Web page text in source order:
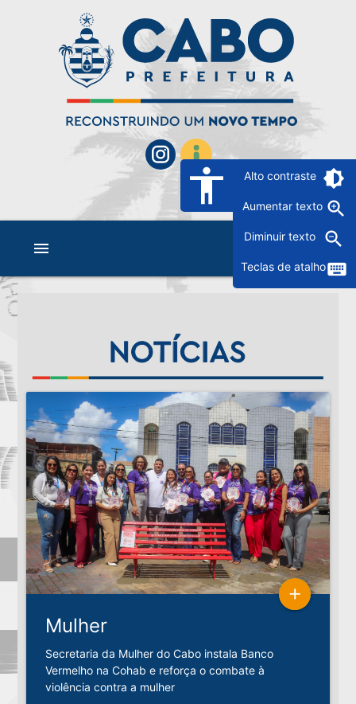
accessibility Alto contraste brightness_6
Aumentar texto zoom_in
Diminuir texto zoom_out
Teclas de atalhokeyboard
menu
add
Mulher
Secretaria da Mulher do Cabo instala Banco
Vermelho na Cohab e reforça o combate à
violência contra a mulher